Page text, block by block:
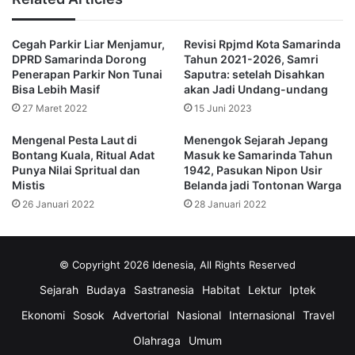
dan lainnya karena kurangnya asupan gizi.
“Terlebih pada perkembangan kognitif, mengingat
terhambatnya pembentukan otak sudah sejak dalam
kandungan,” terangnya.
stunting harus segera dibawa kerumah sakit agar dilakukan
pemeriksaan merinci untuk anak hidup layak.
“Jangan sampai dalam tahapan kondisi fatal,” ungkapnya.
adalah ketika dapat dideteksi dan di intervensi sebelum
berumur 2 tahun, karena jika sudah pada tahap stunting
Cegah Parkir Liar Menjamur,
DPRD Samarinda Dorong
Penerapan Parkir Non Tunai
Bisa Lebih Masif
27 Maret 2022
Revisi Rpjmd Kota Samarinda
Tahun 2021-2026, Samri
Saputra: setelah Disahkan
akan Jadi Undang-undang
15 Juni 2023
Mengenal Pesta Laut di
Bontang Kuala, Ritual Adat
Punya Nilai Spritual dan
Mistis
26 Januari 2022
Menengok Sejarah Jepang
Masuk ke Samarinda Tahun
1942, Pasukan Nipon Usir
Belanda jadi Tontonan Warga
28 Januari 2022
© Copyright 2026 Idenesia, All Rights Reserved
Sejarah Budaya Sastranesia Habitat Lektur
Iptek
Ekonomi
Sosok Advertorial Nasional Internasional
Travel
Olahraga
Umum